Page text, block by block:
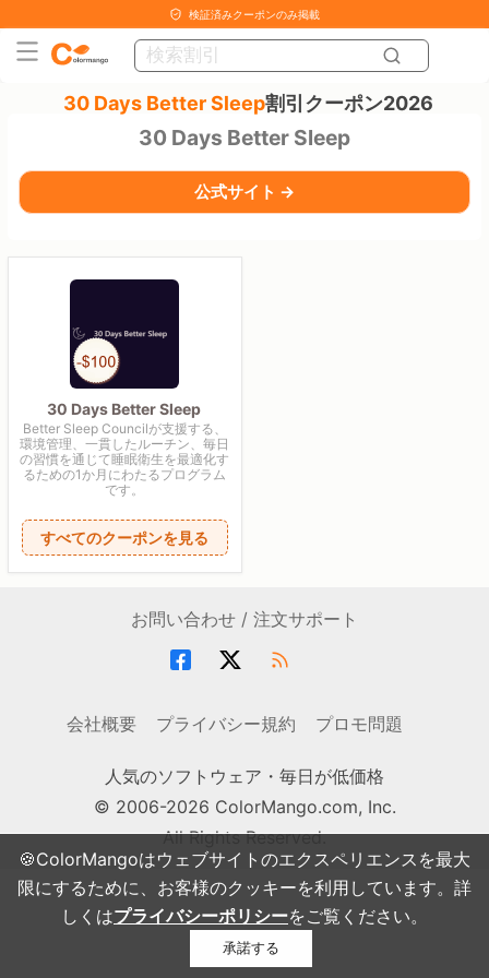
🍪ColorMangoはウェブサイトのエクスペリエンスを最大
限にするために、お客様のクッキーを利用しています。詳
しくはプライバシーポリシーをご覧ください。
承諾する
検証済みクーポンのみ掲載
30 Days Better Sleep割引クーポン2026
30 Days Better Sleep
公式サイト →
30 Days Better Sleep
Better Sleep Councilが支援する、
環境管理、一貫したルーチン、毎日
の習慣を通じて睡眠衛生を最適化す
るための1か月にわたるプログラム
です。
すべてのクーポンを見る
お問い合わせ / 注文サポート
会社概要 プライバシー規約 プロモ問題
人気のソフトウェア・毎日が低価格
© 2006-2026 ColorMango.com, Inc.
All Rights Reserved.